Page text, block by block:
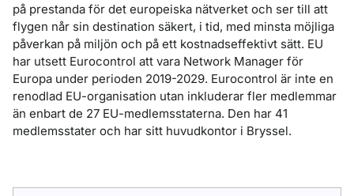
på prestanda för det europeiska nätverket och ser till att
flygen når sin destination säkert, i tid, med minsta möjliga
påverkan på miljön och på ett kostnadseffektivt sätt. EU
har utsett Eurocontrol att vara Network Manager för
Europa under perioden 2019-2029. Eurocontrol är inte en
renodlad EU-organisation utan inkluderar fler medlemmar
än enbart de 27 EU-medlemsstaterna. Den har 41
medlemsstater och har sitt huvudkontor i Bryssel.